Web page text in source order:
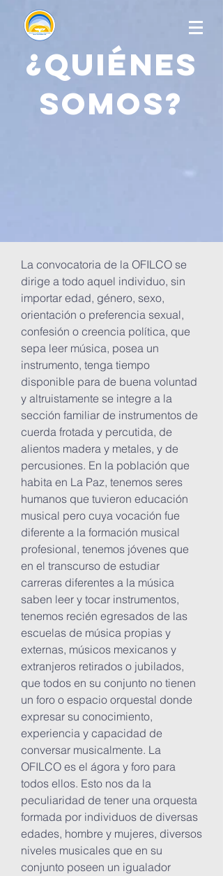
¿Quiénes
somos?
La convocatoria de la OFILCO se
dirige a todo aquel individuo, sin
importar edad, género, sexo,
orientación o preferencia sexual,
confesión o creencia política, que
sepa leer música, posea un
instrumento, tenga tiempo
disponible para de buena voluntad
y altruistamente se integre a la
sección familiar de instrumentos de
cuerda frotada y percutida, de
alientos madera y metales, y de
percusiones. En la población que
habita en La Paz, tenemos seres
humanos que tuvieron educación
musical pero cuya vocación fue
diferente a la formación musical
profesional, tenemos jóvenes que
en el transcurso de estudiar
carreras diferentes a la música
saben leer y tocar instrumentos,
tenemos recién egresados de las
escuelas de música propias y
externas, músicos mexicanos y
extranjeros retirados o jubilados,
que todos en su conjunto no tienen
un foro o espacio orquestal donde
expresar su conocimiento,
experiencia y capacidad de
conversar musicalmente. La
OFILCO es el ágora y foro para
todos ellos. Esto nos da la
peculiaridad de tener una orquesta
formada por individuos de diversas
edades, hombre y mujeres, diversos
niveles musicales que en su
conjunto poseen un igualador